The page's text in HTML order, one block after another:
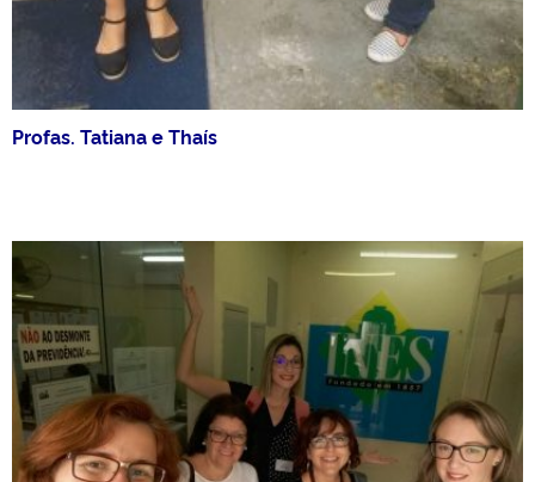
Profas. Tatiana e Thaís